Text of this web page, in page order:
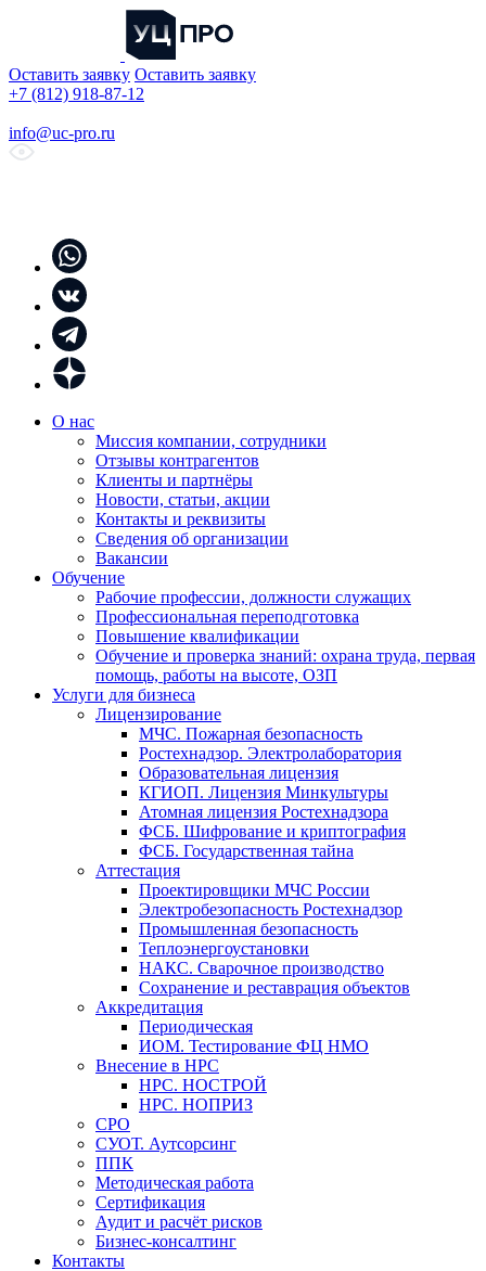
Оставить заявку Оставить заявку
+7 (812) 918-87-12
info@uc-pro.ru
О нас
Миссия компании, сотрудники
Отзывы контрагентов
Клиенты и партнёры
Новости, статьи, акции
Контакты и реквизиты
Сведения об организации
Вакансии
Обучение
Рабочие профессии, должности служащих
Профессиональная переподготовка
Повышение квалификации
Обучение и проверка знаний: охрана труда, первая
помощь, работы на высоте, ОЗП
Услуги для бизнеса
Лицензирование
МЧС. Пожарная безопасность
Ростехнадзор. Электролаборатория
Образовательная лицензия
КГИОП. Лицензия Минкультуры
Атомная лицензия Ростехнадзора
ФСБ. Шифрование и криптография
ФСБ. Государственная тайна
Аттестация
Проектировщики МЧС России
Электробезопасность Ростехнадзор
Промышленная безопасность
Теплоэнергоустановки
НАКС. Сварочное производство
Сохранение и реставрация объектов
Аккредитация
Периодическая
ИОМ. Тестирование ФЦ НМО
Внесение в НРС
НРС. НОСТРОЙ
НРС. НОПРИЗ
СРО
СУОТ. Аутсорсинг
ППК
Методическая работа
Сертификация
Аудит и расчёт рисков
Бизнес-консалтинг
Контакты